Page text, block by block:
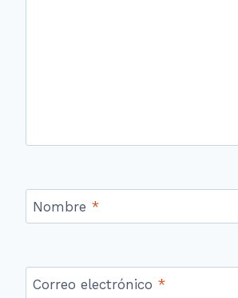
Nombre *
Correo electrónico *